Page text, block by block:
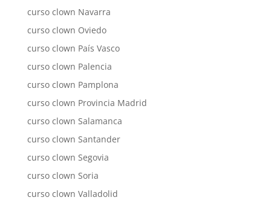
curso clown Navarra
curso clown Oviedo
curso clown País Vasco
curso clown Palencia
curso clown Pamplona
curso clown Provincia Madrid
curso clown Salamanca
curso clown Santander
curso clown Segovia
curso clown Soria
curso clown Valladolid